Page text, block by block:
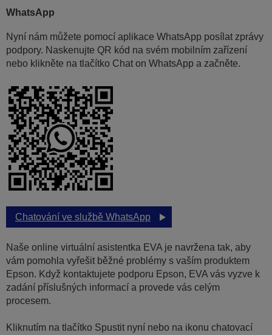
WhatsApp
Nyní nám můžete pomocí aplikace WhatsApp posílat zprávy
podpory. Naskenujte QR kód na svém mobilním zařízení
nebo klikněte na tlačítko Chat on WhatsApp a začněte.
Chatování ve službě WhatsApp
Naše online virtuální asistentka EVA je navržena tak, aby
vám pomohla vyřešit běžné problémy s vaším produktem
Epson. Když kontaktujete podporu Epson, EVA vás vyzve k
zadání příslušných informací a provede vás celým
procesem.
Kliknutím na tlačítko Spustit nyní nebo na ikonu chatovací